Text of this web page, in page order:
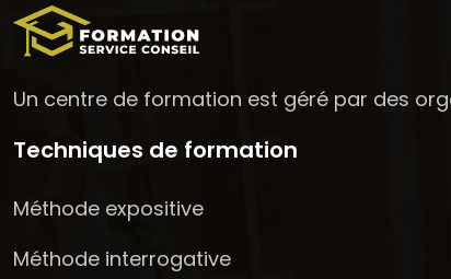
Un centre de formation est géré par des
Techniques de formation
Méthode expositive
Méthode interrogative